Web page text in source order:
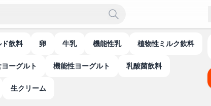
ド飲料 卵 牛乳 機能性乳 植物性ミルク飲料
ヨーグルト 機能性ヨーグルト 乳酸菌飲料
生クリーム